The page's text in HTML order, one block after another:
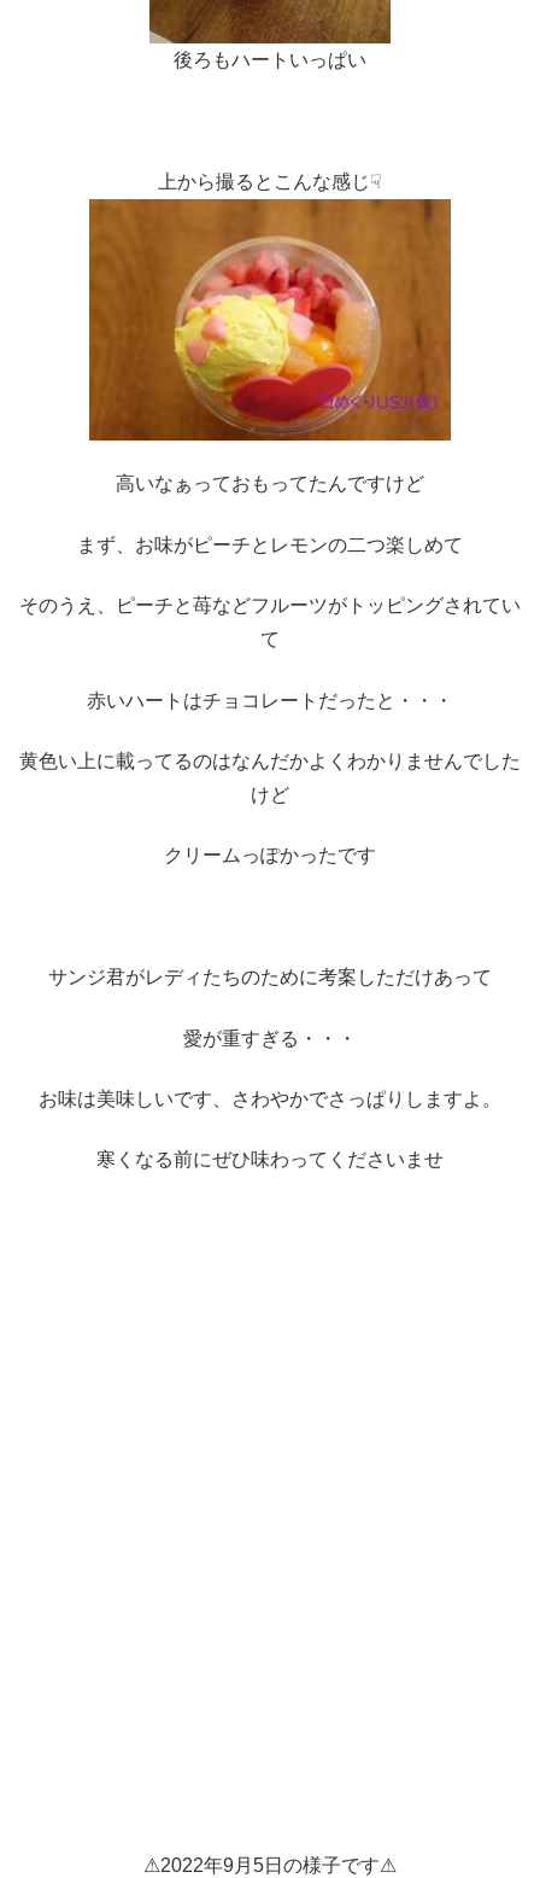
後ろもハートいっぱい
上から撮るとこんな感じ☟
高いなぁっておもってたんですけど
まず、お味がピーチとレモンの二つ楽しめて
そのうえ、ピーチと苺などフルーツがトッピングされてい
て
赤いハートはチョコレートだったと・・・
黄色い上に載ってるのはなんだかよくわかりませんでした
けど
クリームっぽかったです
サンジ君がレディたちのために考案しただけあって
愛が重すぎる・・・
お味は美味しいです、さわやかでさっぱりしますよ。
寒くなる前にぜひ味わってくださいませ
⚠2022年9月5日の様子です⚠